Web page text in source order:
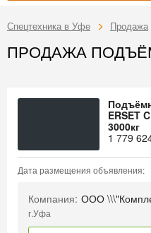
Спецтехника в Уфе Продажа
ПРОДАЖА
ERSET
3000кг
1 779
Дата размещения объявления:
Компания: ООО
г.Уфа